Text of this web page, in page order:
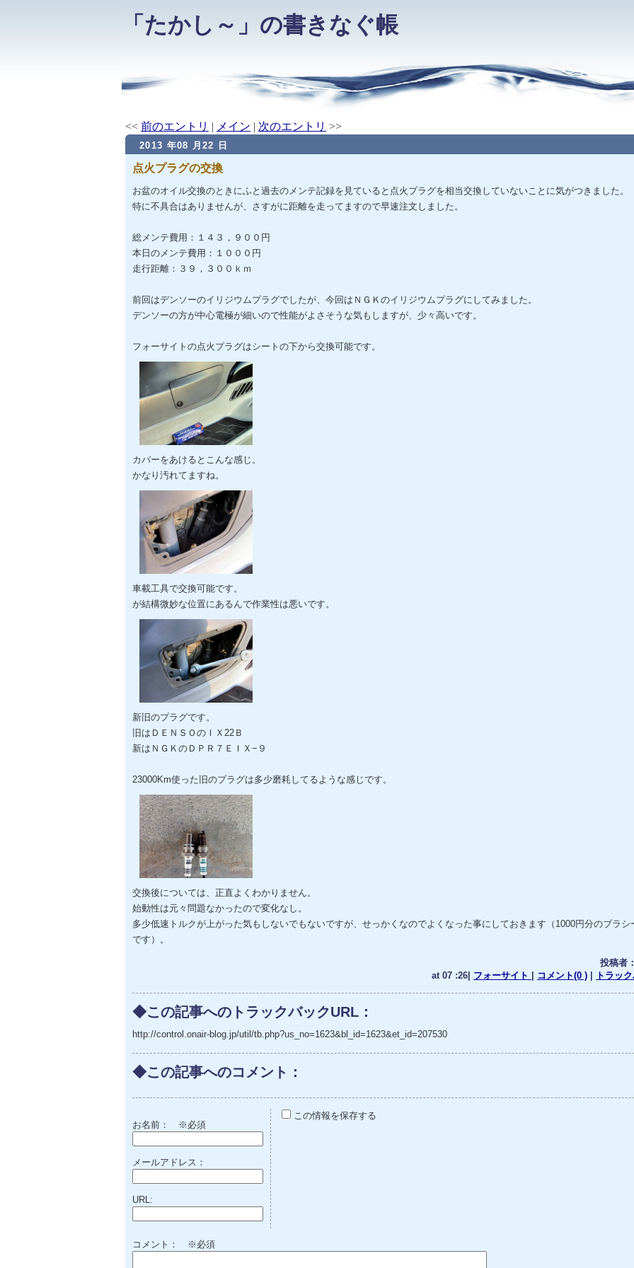
「たかし～」の書きなぐ帳
<< 前のエントリ | メイン | 次のエントリ >>
2013 年08 月22 日
点火プラグの交換
お盆のオイル交換のときにふと過去のメンテ記録を見ていると点火プラグを相当交換していないことに気がつきました。
特に不具合はありませんが、さすがに距離を走ってますので早速注文しました。
総メンテ費用：１４３，９００円
本日のメンテ費用：１０００円
走行距離：３９，３００ｋｍ
前回はデンソーのイリジウムプラグでしたが、今回はＮＧＫのイリジウムプラグにしてみました。
デンソーの方が中心電極が細いので性能がよさそうな気もしますが、少々高いです。
フォーサイトの点火プラグはシートの下から交換可能です。
カバーをあけるとこんな感じ。
かなり汚れてますね。
車載工具で交換可能です。
が結構微妙な位置にあるんで作業性は悪いです。
新旧のプラグです。
旧はＤＥＮＳＯのＩＸ22Ｂ
新はＮＧＫのＤＰＲ７ＥＩＸ−９
23000Km使った旧のプラグは多少磨耗してるような感じです。
交換後については、正直よくわかりません。
始動性は元々問題なかったので変化なし。
多少低速トルクが上がった気もしないでもないですが、せっかくなのでよくなった事にしておきます（1000円分のブラシ
です）。
投稿者
at 07 :26| フォーサイト コメント(0 ) トラッ
◆この記事へのトラックバックURL：
http://control.onair-blog.jp/util/tb.php?us_no=1623&bl_id=1623&et_id=207530
◆この記事へのコメント：
お名前： ※必須
メールアドレス：
URL:
この情報を保存する
コメント： ※必須